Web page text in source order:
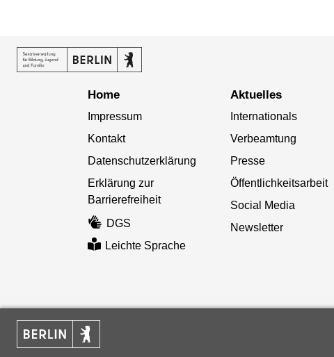
Home
Impressum
Kontakt
Datenschutzerklärung
Erklärung zur
Barrierefreiheit
DGS
Leichte Sprache
Aktuelles
Internationals
Verbeamtung
Presse
Öffentlichkeitsarbeit
Social Media
Newsletter